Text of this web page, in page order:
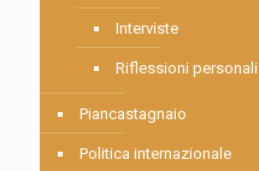
Interviste
Riflessioni personali
Piancastagnaio
Politica internazionale